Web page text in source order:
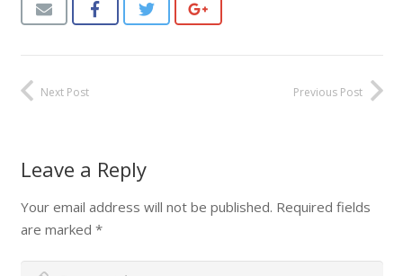
Previous Post
Next Post
Leave a Reply
Your email address will not be published. Required fields
are marked *